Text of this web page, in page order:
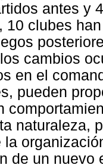
antes y
10 clubes
cambios
en el
pueden
naturaleza,
la
de un nuevo